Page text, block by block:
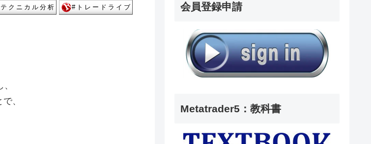
、
会員登録申請
Metatrader5：教科書